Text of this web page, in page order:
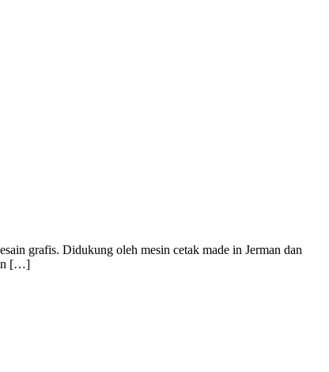
grafis. Didukung oleh mesin cetak made in Jerman dan
[…]